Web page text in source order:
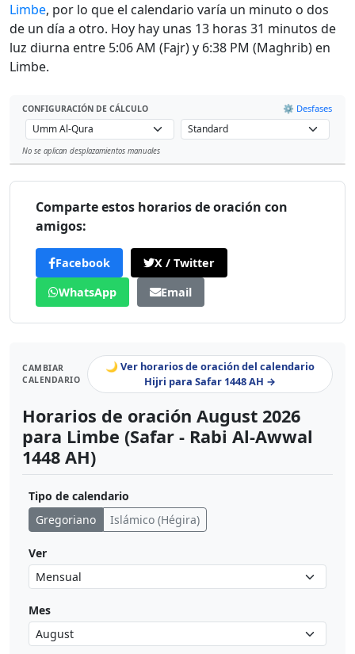
Limbe, por lo que el calendario varía un minuto o dos
de un día a otro. Hoy hay unas 13 horas 31 minutos de
luz diurna entre 5:06 AM (Fajr) y 6:38 PM (Maghrib) en
Limbe.
CONFIGURACIÓN DE CÁLCULO ⚙️ Desfases
No se aplican desplazamientos manuales
Comparte estos horarios de oración con
amigos:
Facebook
X / Twitter
WhatsApp
Email
CAMBIAR
CALENDARIO
🌙 Ver horarios de oración del calendario
Hijri para Safar 1448 AH →
Horarios de oración August 2026
para Limbe (Safar - Rabi Al-Awwal
1448 AH)
Tipo de calendario
Gregoriano
Islámico (Hégira)
Ver
Mes